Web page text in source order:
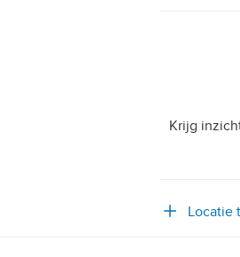
Krijg
Locatie